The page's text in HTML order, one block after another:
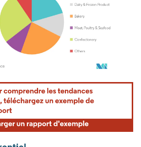
La réutilisation nécessite une attribution sous CC BY